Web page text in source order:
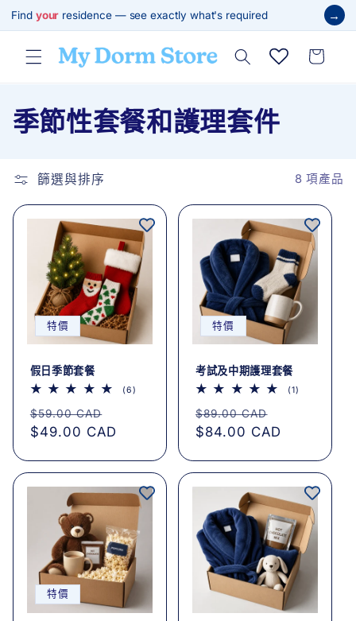
跳至內
容
Find your residence — see exactly what's required →
購
物
商
系
列
季節性套餐和護理套件
篩選與排序 8 項產品
特價
假日季節套餐
(6)
定
價
$59.00 CAD
價
$49.00 CAD
特價
考試及中期護理套餐
(1)
定
價
$89.00 CAD
價
$84.00 CAD
特價